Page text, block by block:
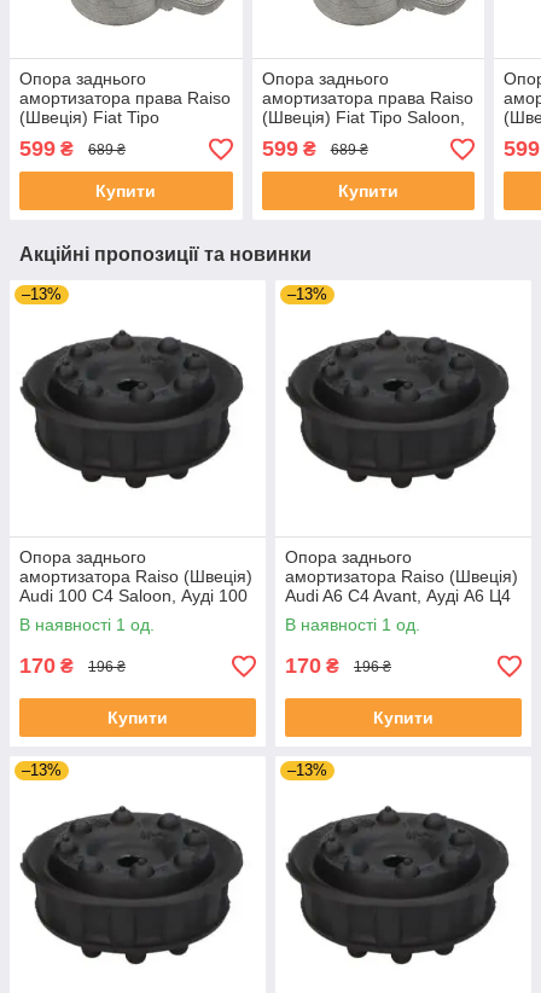
Опора заднього
амортизатора права Raiso
(Швеція) Fiat Tipo
Hatchback, Фіат Типо 16 -
#RC02452 UALCWZD4
599 ₴ 689 ₴
Купити
Опора заднього
амортизатора права Raiso
(Швеція) Fiat Tipo Saloon,
Фіат Типо 16 - #RC02452
UALCWZD4
599₴ 689 ₴
Купити
599
Акційні пропозиції та новинки
–13%
Опора заднього
амортизатора Raiso (Швеція)
Audi 100 C4 Saloon, Ауді 100
Ц4 Седан 90 - #RC09701
UASACIO4
В наявності 1 од.
170 ₴ 196 ₴
Купити
–13%
Опора заднього
амортизатора Raiso (Швеція)
Audi A6 C4 Avant, Ауді А6 Ц4
94 - #RC09701 UAYJKDW4
В наявності 1 од.
170 ₴ 196 ₴
Купити
–13% –13%